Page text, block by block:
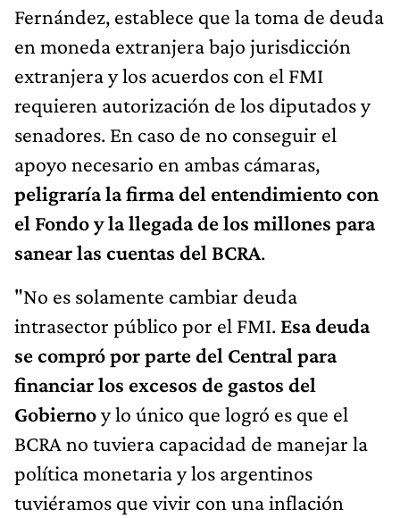
Fernández, establece que la toma de deuda
en moneda extranjera bajo jurisdicción
extranjera y los acuerdos con el FMI
requieren autorización de los diputados y
senadores. En caso de no conseguir el
apoyo necesario en ambas cámaras,
peligraría la firma del entendimiento con
el Fondo y la llegada de los millones para
sanear las cuentas del BCRA.
"No es solamente cambiar deuda
intrasector público por el FMI. Esa deuda
se compró por parte del Central para
financiar los excesos de gastos del
Gobiernoy lo único que logró es que el
BCRA no tuviera capacidad de manejar la
política monetaria y los argentinos
tuviéramos que vivir con una inflación